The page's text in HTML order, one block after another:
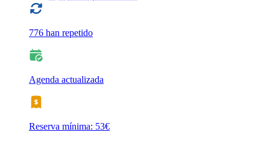
776 han repetido
Agenda actualizada
Reserva mínima: 53€